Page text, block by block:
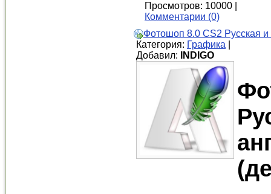
Просмотров: 10000 |
Комментарии (0)
Фотошоп 8.0 CS2 Русская
Категория: Графика
Добавил:
INDIGO